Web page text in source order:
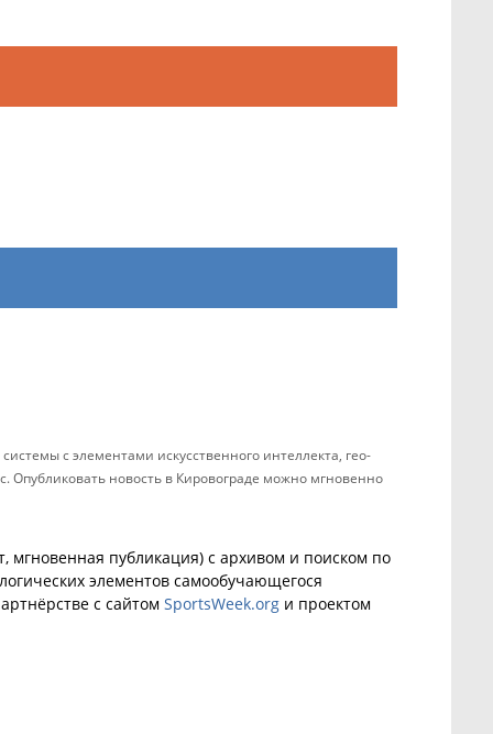
с элементами искусственного интеллекта, гео-
Опубликовать новость в Кировограде можно мгновенно
публикация) с архивом и поиском по
элементов самообучающегося
с сайтом SportsWeek.org и проектом